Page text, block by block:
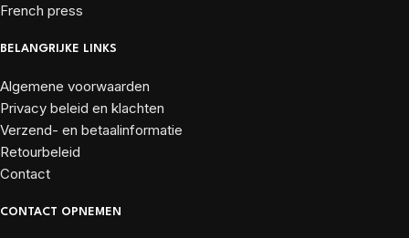
French press
BELANGRIJKE LINKS
Algemene voorwaarden
Privacy beleid en klachten
Verzend- en betaalinformatie
Retourbeleid
Contact
CONTACT OPNEMEN